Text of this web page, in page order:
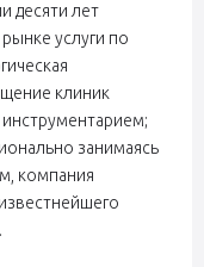
десяти лет
услуги по
клиник
занимаясь
компания